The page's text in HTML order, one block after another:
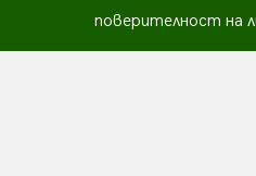
поверителност на